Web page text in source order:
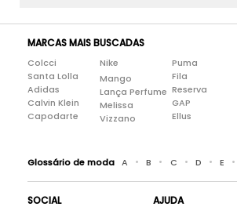
MARCAS MAIS BUSCADAS
Colcci
Santa Lolla
Adidas
Calvin Klein
Capodarte
Nike
Mango
Lança Perfume
Melissa
Vizzano
Puma
Fila
Reserva
GAP
Ellus
Glossário de moda A • B • C • D • E •
SOCIAL AJUDA